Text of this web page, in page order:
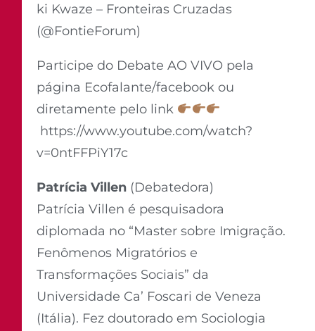
ki Kwaze – Fronteiras Cruzadas
(@FontieForum)
Participe do Debate AO VIVO pela
página Ecofalante/facebook ou
diretamente pelo link
https://www.youtube.com/watch?
v=0ntFFPiY17c
Patrícia Villen (Debatedora)
Patrícia Villen é pesquisadora
diplomada no “Master sobre Imigração.
Fenômenos Migratórios e
Transformações Sociais” da
Universidade Ca’ Foscari de Veneza
(Itália). Fez doutorado em Sociologia